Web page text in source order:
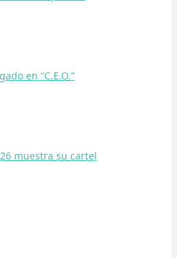
en “C.E.O.”
muestra su cartel